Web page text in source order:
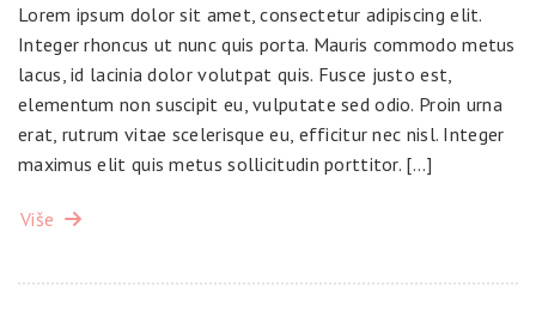
Lorem ipsum dolor sit amet, consectetur adipiscing elit.
Integer rhoncus ut nunc quis porta. Mauris commodo metus
lacus, id lacinia dolor volutpat quis. Fusce justo est,
elementum non suscipit eu, vulputate sed odio. Proin urna
erat, rutrum vitae scelerisque eu, efficitur nec nisl. Integer
maximus elit quis metus sollicitudin porttitor. […]
Više